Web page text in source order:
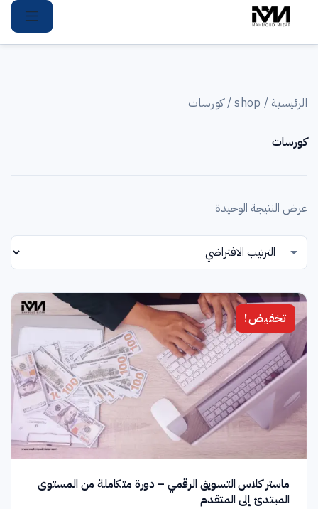
content
الرئيسية /
shop/ كورسات
كورسات
عرض النتيجة الوحيدة
تخفيض!
ماستر كلاس التسويق الرقمي – دورة متكاملة من المستوى
المبتدئ إلى المتقدم